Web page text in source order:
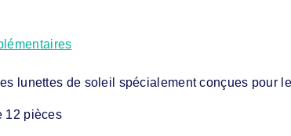
lunettes de soleil spécialement conçues pour
12 pièces